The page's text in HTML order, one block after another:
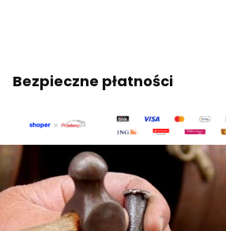
Bezpieczne płatności